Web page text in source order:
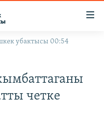
убактысы 00:54
четке